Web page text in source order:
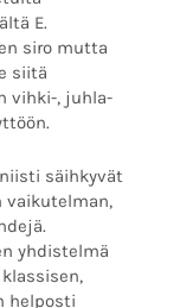
E.
siro mutta
siitä
vihki-, juhla-
säihkyvät
yhdistelmä
helposti